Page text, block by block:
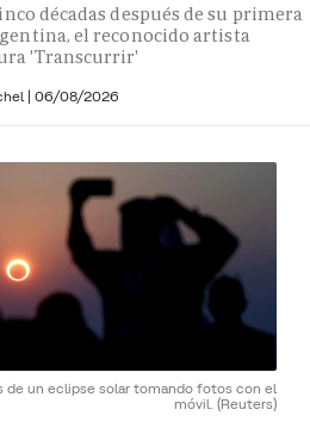
décadas después de su primera
el reconocido artista
'Transcurrir'
| 06/08/2026
de un eclipse solar tomando fotos con el
móvil. (Reuters)